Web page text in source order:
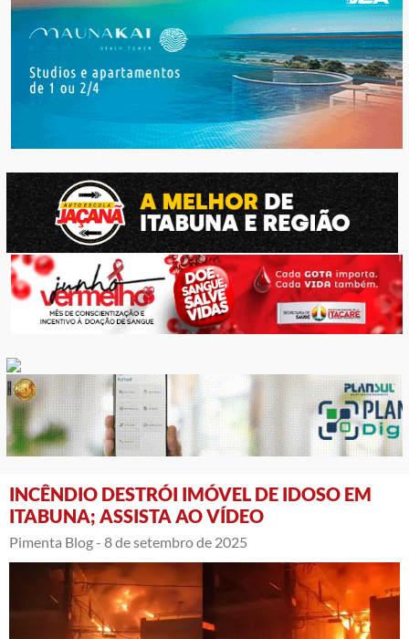
INCÊNDIO DESTRÓI IMÓVEL DE IDOSO EM
ITABUNA; ASSISTA AO VÍDEO
Pimenta Blog - 8 de setembro de 2025